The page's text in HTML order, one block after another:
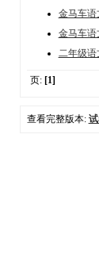
金马车语
金马车语
二年级语
页: [1]
查看完整版本: